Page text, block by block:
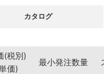
カタログ
(税別)
価)
最小発注数量